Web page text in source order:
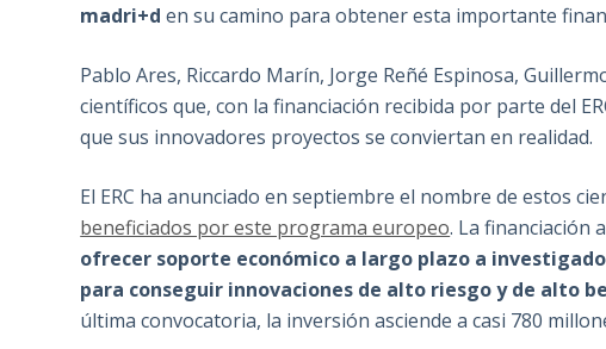
madri+d en su camino para obtener esta importante
Pablo Ares, Riccardo Marín, Jorge Reñé Espinosa,
científicos que, con la financiación recibida por parte del
que sus innovadores proyectos se conviertan en realidad.
El ERC ha anunciado en septiembre el nombre de estos
beneficiados por este programa europeo. La financiación
ofrecer soporte económico a largo plazo a
para conseguir innovaciones de alto riesgo y de alto
última convocatoria, la inversión asciende a casi 780